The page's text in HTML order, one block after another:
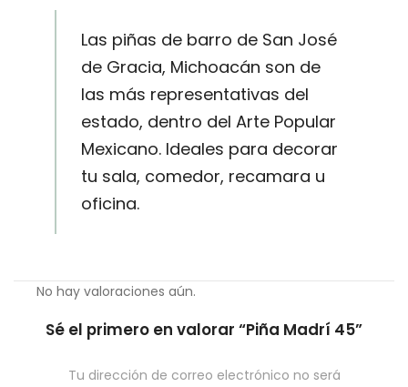
Las piñas de barro de San José
de Gracia, Michoacán son de
las más representativas del
estado, dentro del Arte Popular
Mexicano. Ideales para decorar
tu sala, comedor, recamara u
oficina.
No hay valoraciones aún.
Sé el primero en valorar “Piña Madrí 45”
Tu dirección de correo electrónico no será